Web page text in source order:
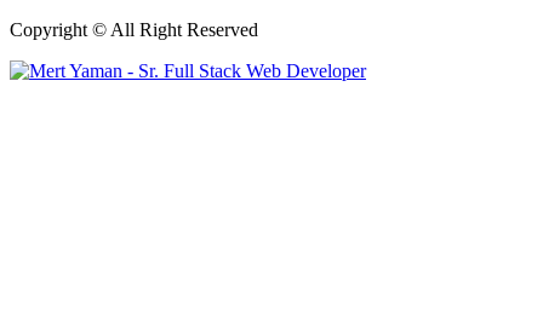
Copyright © All Right Reserved